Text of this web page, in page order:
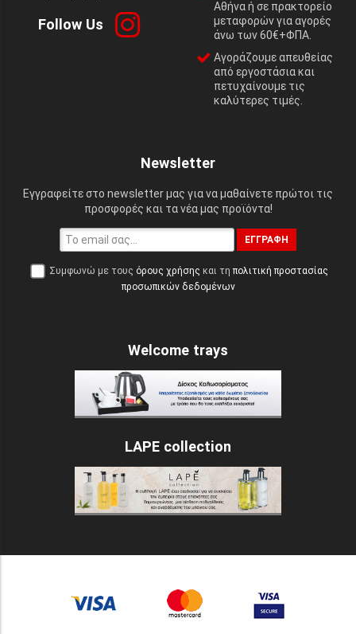
Follow Us
Αθήνα ή σε πρακτορείο
μεταφορών για αγορές
άνω των 60€+ΦΠΑ.
Αγοράζουμε απευθείας
από εργοστάσια και
πετυχαίνουμε τις
καλύτερες τιμές.
Newsletter
Εγγραφείτε στο newsletter μας για να μαθαίνετε πρώτοι τις
προσφορές και τα νέα μας προϊόντα!
ΕΓΓΡΑΦΉ
Συμφωνώ με τους όρους χρήσης και τη πολιτική προστασίας
προσωπικών δεδομένων
Welcome trays
LAPE collection